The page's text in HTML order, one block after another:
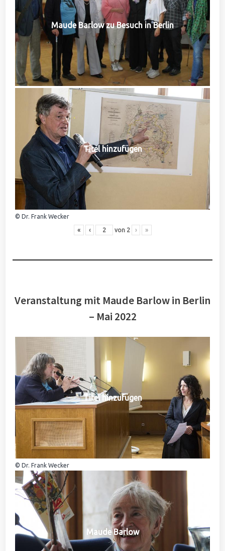
Maude Barlow zu Besuch in Berlin
Titel hinzufügen
© Dr. Frank Wecker
« ‹ von 2 › »
Veranstaltung mit Maude Barlow in Berlin
– Mai 2022
Titel hinzufügen
© Dr. Frank Wecker
Maude Barlow